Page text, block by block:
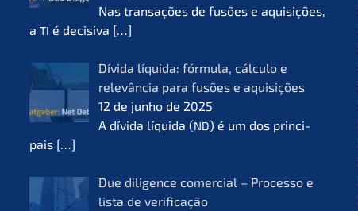
Nas transa­ções de fusões e aquisi­ções,
aTI é decisi­va […]
Dívida líqui­da: fórmu­la, cálcu­lo e
relevân­cia para fusões e aquisi­ções
12 de junho de 2025
A dívida líqui­da (ND) é um dos princi­
pais […]
Due diligence comer­cial – Proces­so e
lista de verifi­ca­ção